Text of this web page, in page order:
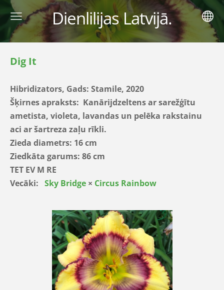
Dienlilijas Latvijā.
Dig It
Hibridizators, Gads: Stamile, 2020
Šķirnes apraksts: Kanārijdzeltens ar sarežģītu
ametista, violeta, lavandas un pelēka rakstainu
aci ar šartreza zaļu rīkli.
Zieda diametrs: 16 cm
Ziedkāta garums: 86 cm
TET EV M RE
Vecāki: Sky Bridge × Circus Rainbow